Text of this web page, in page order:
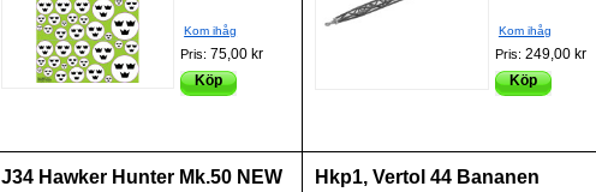
Kom ihåg
Pris:75,00 kr
Köp
Kom ihåg
Pris: 249,00 kr
Köp
J34 Hawker Hunter Mk.50 NEW
Hkp1, Vertol 44 Bananen